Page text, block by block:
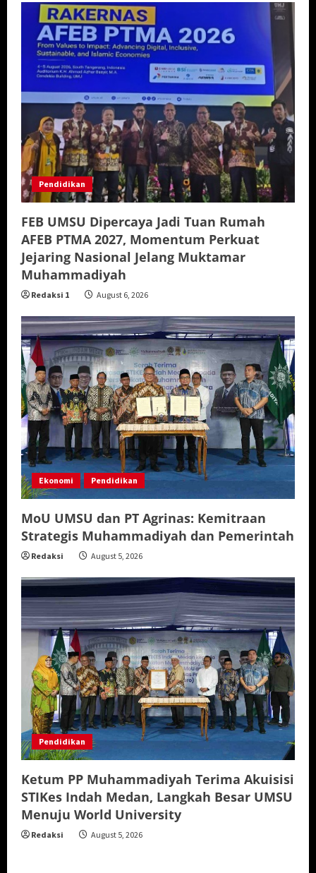
Pendidikan
FEB UMSU Dipercaya Jadi Tuan Rumah
AFEB PTMA 2027, Momentum Perkuat
Jejaring Nasional Jelang Muktamar
Muhammadiyah
Redaksi 1 August 6, 2026
Ekonomi Pendidikan
MoU UMSU dan PT Agrinas: Kemitraan
Strategis Muhammadiyah dan Pemerintah
Redaksi August 5, 2026
Pendidikan
Ketum PP Muhammadiyah Terima Akuisisi
STIKes Indah Medan, Langkah Besar UMSU
Menuju World University
Redaksi August 5, 2026